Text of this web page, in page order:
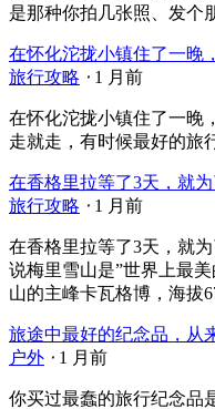
是那种你拍几张照、发个
在怀化沱拢小镇住了一晚
旅行攻略 ⋅ 1 月前
在怀化沱拢小镇住了一晚
走就走，有时候最好的旅
在香格里拉等了3天，就
旅行攻略 ⋅ 1 月前
在香格里拉等了3天，就
说梅里雪山是”世界上最
山的主峰卡瓦格博，海拔
旅途中最好的纪念品，从
户外 ⋅ 1 月前
你买过最蠢的旅行纪念